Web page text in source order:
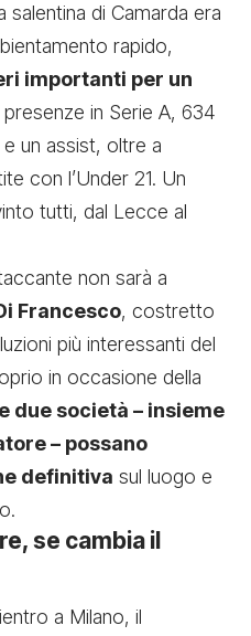
salentina di Camarda era
rapido,
importanti per un
presenze in Serie A, 634
un assist, oltre a
con l’Under 21. Un
tutti, dal Lecce al
non sarà a
Francesco, costretto
più interessanti del
in occasione della
due società – insieme
– possano
definitiva sul luogo e
se cambia il
a Milano, il